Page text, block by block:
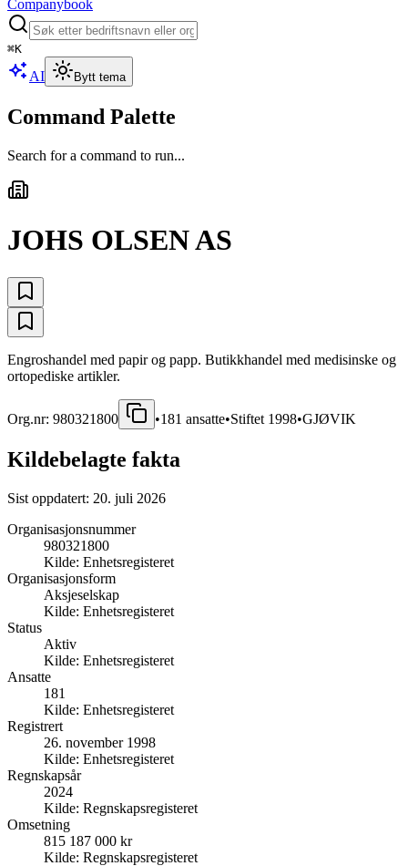
Companybook
⌘K
AI Bytt tema
Command Palette
Search for a command to run...
JOHS OLSEN AS
Engroshandel med papir og papp. Butikkhandel med medisinske og
ortopediske artikler.
Org.nr: 980321800 •181 ansatte•Stiftet 1998•GJØVIK
Kildebelagte fakta
Sist oppdatert: 20. juli 2026
Organisasjonsnummer
980321800
Kilde: Enhetsregisteret
Organisasjonsform
Aksjeselskap
Kilde: Enhetsregisteret
Status
Aktiv
Kilde: Enhetsregisteret
Ansatte
181
Kilde: Enhetsregisteret
Registrert
26. november 1998
Kilde: Enhetsregisteret
Regnskapsår
2024
Kilde: Regnskapsregisteret
Omsetning
815 187 000 kr
Kilde: Regnskapsregisteret